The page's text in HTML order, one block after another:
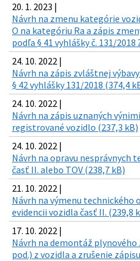
20. 1. 2023 |
Návrh na zmenu kategórie
O na kategóriu Ra a zápis
podľa § 41 vyhlášky č. 131/2018
24. 10. 2022 |
Návrh na zápis zvláštnej
§ 42 vyhlášky 131/2018 (374,4
24. 10. 2022 |
Návrh na zápis uznaných
registrované vozidlo (237,3 kB)
24. 10. 2022 |
Návrh na opravu nesprávnych
časť II. alebo TOV (238,7 kB)
21. 10. 2022 |
Návrh na výmenu technického
evidencii vozidla časť II. (239,8
17. 10. 2022 |
Návrh na demontáž plynového
pod.) z vozidla a zrušenie